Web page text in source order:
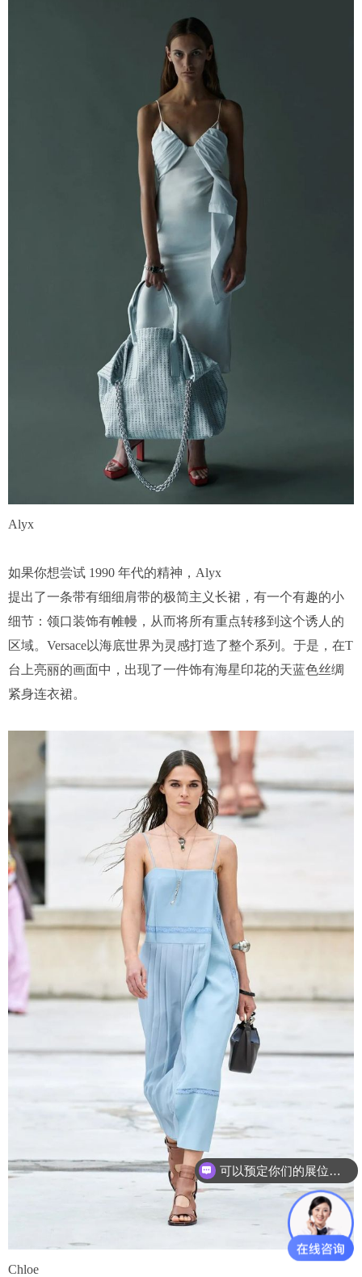
Alyx
如果你想尝试 1990 年代的精神，Alyx
提出了一条带有细细肩带的极简主义长裙，有一个有趣的小
细节：领口装饰有帷幔，从而将所有重点转移到这个诱人的
区域。Versace以海底世界为灵感打造了整个系列。于是，在T
台上亮丽的画面中，出现了一件饰有海星印花的天蓝色丝绸
紧身连衣裙。
Chloe
你们是怎么收费的呢？